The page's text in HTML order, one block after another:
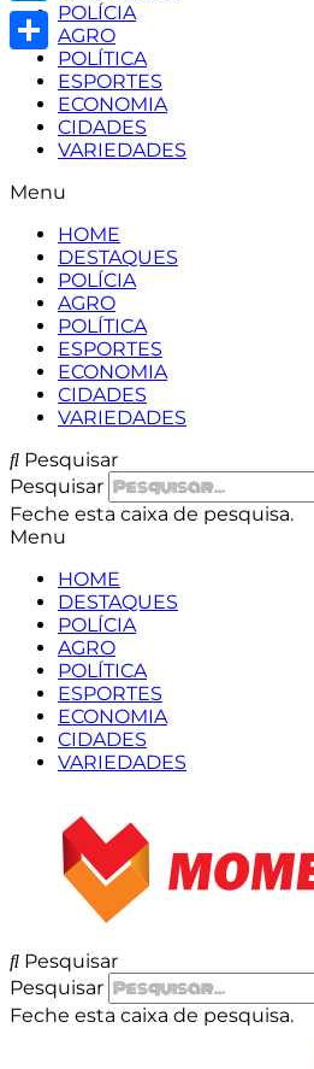
POLÍCIA
AGRO
POLÍTICA
ESPORTES
ECONOMIA
CIDADES
VARIEDADES
Menu
HOME
DESTAQUES
POLÍCIA
AGRO
POLÍTICA
ESPORTES
ECONOMIA
CIDADES
VARIEDADES
Pesquisar
Pesquisar
Feche esta caixa de pesquisa.
Menu
HOME
DESTAQUES
POLÍCIA
AGRO
POLÍTICA
ESPORTES
ECONOMIA
CIDADES
VARIEDADES
Pesquisar
Pesquisar
Feche esta caixa de pesquisa.
LinkedIn
Share